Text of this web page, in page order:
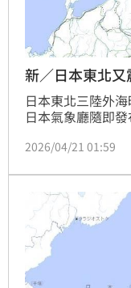
新／日本東北
日本東北三陸外
日本氣象廳隨即
5.3地震，震源深
2026/04/21 01:59